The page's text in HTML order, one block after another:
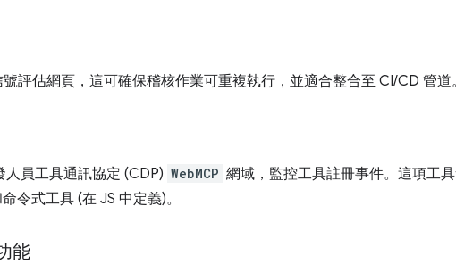
評估網頁，這可確保稽核作業可重複執行，並適合整合至 CI/CD 管道。
員工具通訊協定 (CDP) WebMCP 網域，監控工具註冊事件。這項工
令式工具 (在 JS 中定義)。
能